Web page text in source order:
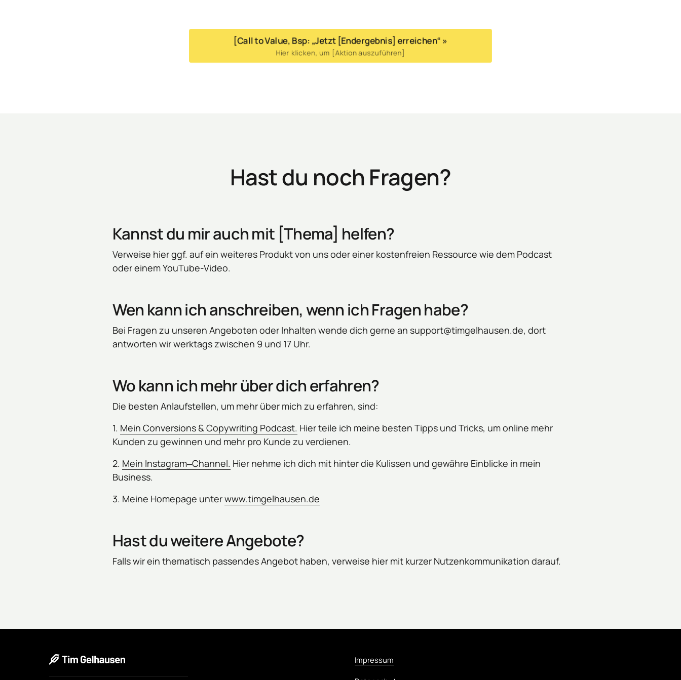
[Call to Value, Bsp: „Jetzt [Endergebnis] erreichen“ »
Hier klicken, um [Aktion auszuführen]
Hast du noch Fragen?
Kannst du mir auch mit [Thema] helfen?
Verweise hier ggf. auf ein weiteres Produkt von uns oder einer kostenfreien Ressource wie dem Podcast
oder einem YouTube-Video.
Wen kann ich anschreiben, wenn ich Fragen habe?
Bei Fragen zu unseren Angeboten oder Inhalten wende dich gerne an support@timgelhausen.de, dort
antworten wir werktags zwischen 9 und 17 Uhr.
Wo kann ich mehr über dich erfahren?
Die besten Anlaufstellen, um mehr über mich zu erfahren, sind:
1. Mein Conversions & Copywriting Podcast. Hier teile ich meine besten Tipps und Tricks, um online mehr
Kunden zu gewinnen und mehr pro Kunde zu verdienen.
2. Mein Instagram‒Channel. Hier nehme ich dich mit hinter die Kulissen und gewähre Einblicke in mein
Business.
3. Meine Homepage unter www.timgelhausen.de
Hast du weitere Angebote?
Falls wir ein thematisch passendes Angebot haben, verweise hier mit kurzer Nutzenkommunikation darauf.
Impressum